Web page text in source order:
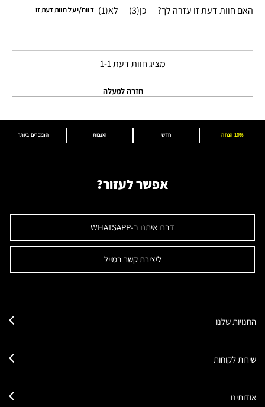
האם חוות דעת זו עזרה לך? 3
1 דווח/י על חוות דעת זו
מציג חוות דעת1-1
חזרה למעלה
הנמכרים ביותר הטבות חדש 10% הנחה
אפשר לעזור?
דברו איתנו ב-WHATSAPP
ליצירת קשר במייל
החנויות שלנו
שירות לקוחות
אודותינו